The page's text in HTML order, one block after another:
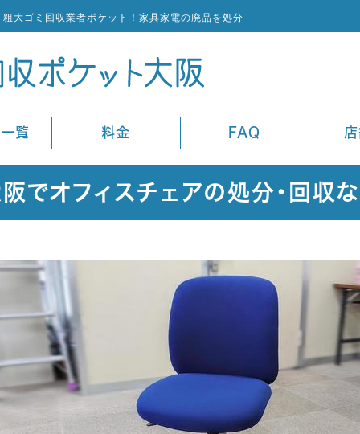
大ゴミ回収業者ポケット！家具家電の廃品を処分
覧 料金 FAQ
でオフィスチェアの処分・回収